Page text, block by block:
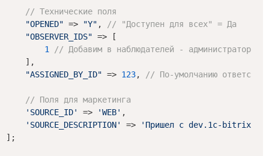
// Технические поля
"OPENED" => "Y" ,
// "Доступен для всех" = Да
"OBSERVER_IDS" => [
1
// Добавим в наблюдателей - администратора
    ],
"ASSIGNED_BY_ID" => 123, // По-умолчанию
// Поля для маркетинга
'SOURCE_ID'
=> 'WEB' ,
'SOURCE_DESCRIPTION'
=>
'Пришел с dev.1c-
];